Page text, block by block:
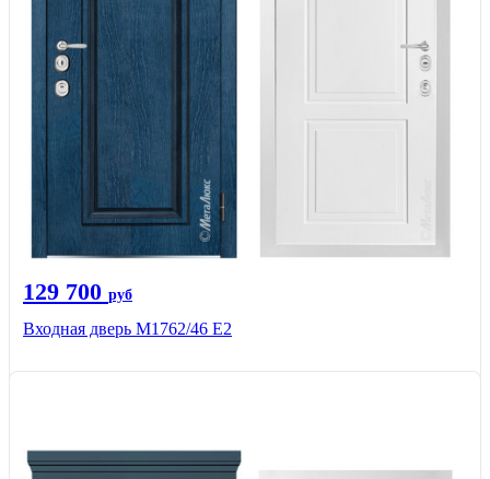
129 700 руб
Входная дверь М1762/46 Е2